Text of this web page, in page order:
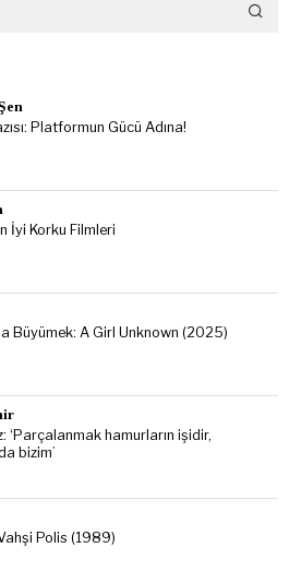
Platformun Gücü Adına!
İyi Korku Filmleri
Büyümek: A Girl Unknown (2025)
‘Parçalanmak hamurların işidir,
bizim’
Polis (1989)